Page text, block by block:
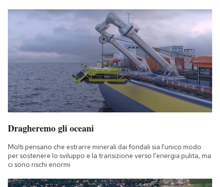
Dragheremo gli oceani
Molti pensano che estrarre minerali dai fondali sia l'unico modo
per sostenere lo sviluppo e la transizione verso l'energia pulita, ma
ci sono rischi enormi